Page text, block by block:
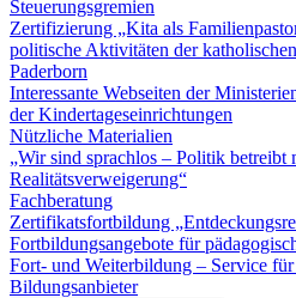
Steuerungsgremien
Zertifizierung „Kita als
politische Aktivitäten der
Paderborn
Interessante Webseiten der
der Kindertageseinrichtungen
Nützliche Materialien
„Wir sind sprachlos – Politik
Realitätsverweigerung“
Fachberatung
Zertifikatsfortbildung
Fortbildungsangebote für
Fort- und Weiterbildung – Service
Bildungsanbieter